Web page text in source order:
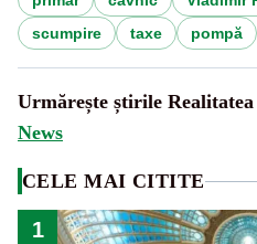
scumpire
taxe pompă
Urmărește știrile
News
CELE MAI CITITE
1